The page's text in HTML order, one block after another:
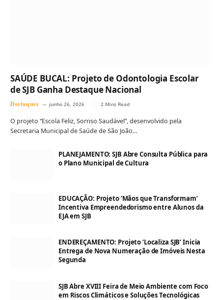
SAÚDE BUCAL: Projeto de Odontologia Escolar
de SJB Ganha Destaque Nacional
Destaques junho 26, 2026 2 Mins Read
O projeto “Escola Feliz, Sorriso Saudável”, desenvolvido pela
Secretaria Municipal de Saúde de São João…
PLANEJAMENTO: SJB Abre Consulta Pública para
o Plano Municipal de Cultura
EDUCAÇÃO: Projeto ‘Mãos que Transformam’
Incentiva Empreendedorismo entre Alunos da
EJA em SJB
ENDEREÇAMENTO: Projeto ‘Localiza SJB’ Inicia
Entrega de Nova Numeração de Imóveis Nesta
Segunda
SJB Abre XVIII Feira de Meio Ambiente com Foco
em Riscos Climáticos e Soluções Tecnológicas